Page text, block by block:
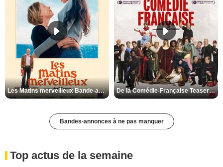
Les Matins merveilleux Bande-annonce VF De la Comédie-Française Teaser VF
Bandes-annonces à ne pas manquer
Top actus de la semaine